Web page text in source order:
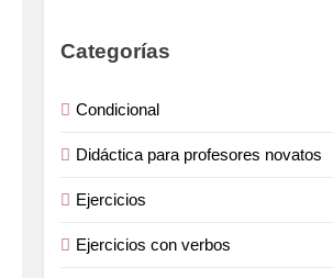
Categorías
Condicional
Didáctica para profesores novatos
Ejercicios
Ejercicios con verbos